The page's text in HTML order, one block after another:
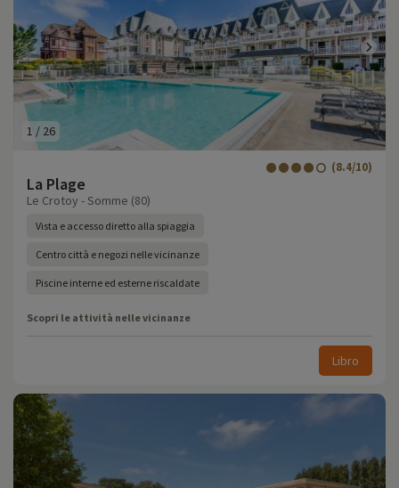
1 / 26
La Plage
(8.4/10)
Le Crotoy - Somme (80)
Vista e accesso diretto alla spiaggia
Centro città e negozi nelle vicinanze
Piscine interne ed esterne riscaldate
Scopri le attività nelle vicinanze
Libro